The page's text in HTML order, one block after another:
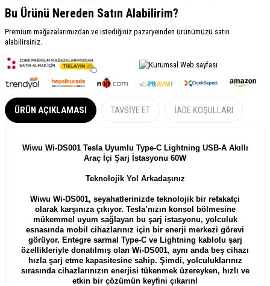
Bu Ürünü Nereden Satın Alabilirim?
Premium mağazalarımızdan ve istediğiniz pazaryeinden ürünümüzü satın
alabilirsiniz.
ÜRÜN AÇIKLAMASI TAVSIYE ET İADE KOŞULLARI
Wiwu Wi-DS001 Tesla Uyumlu Type-C Lightning USB-A Akıllı
Araç İçi Şarj İstasyonu 60W
Teknolojik Yol Arkadaşınız
Wiwu Wi-DS001, seyahatlerinizde teknolojik bir refakatçi
olarak karşınıza çıkıyor. Tesla’nızın konsol bölmesine
mükemmel uyum sağlayan bu şarj istasyonu, yolculuk
esnasında mobil cihazlarınız için bir enerji merkezi görevi
görüyor. Entegre sarmal Type-C ve Lightning kablolu şarj
özellikleriyle donatılmış olan Wi-DS001, aynı anda beş cihazı
hızla şarj etme kapasitesine sahip. Şimdi, yolculuklarınız
sırasında cihazlarınızın enerjisi tükenmek üzereyken, hızlı ve
etkin bir çözümün keyfini çıkarın!